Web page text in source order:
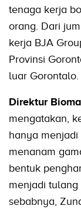
tenaga kerja
orang. Dari
kerja BJA
Provinsi
luar Gorontalo.
Direktur
mengatakan,
hanya
menanam
bentuk
menjadi tulang
sebabnya,